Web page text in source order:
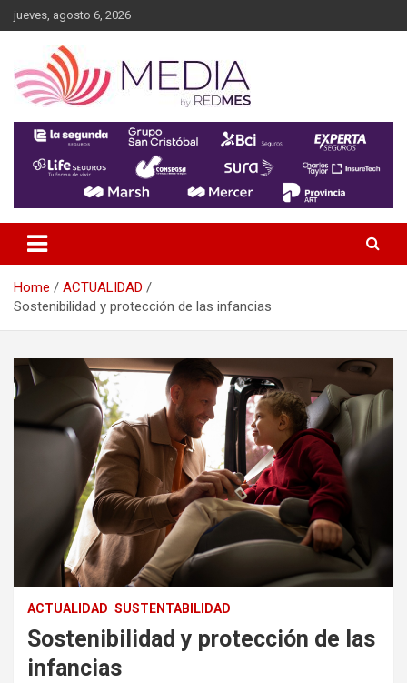
Skip
to
jueves, agosto 6, 2026
Home
ACTUALIDAD
Sostenibilidad y protección de las infancias
ACTUALIDAD SUSTENTABILIDAD
Sostenibilidad y protección de las
infancias